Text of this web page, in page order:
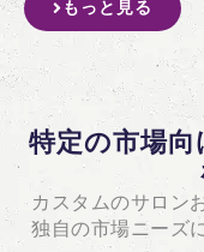
もっと見る
特定の市場
カスタムのサロン
独自の市場ニーズ